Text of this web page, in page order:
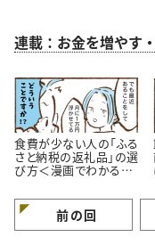
連載：お金を増やす
食費が少ない人の「ふる
さと納税の返礼品」の選
び方＜漫画でわかるお
前の回